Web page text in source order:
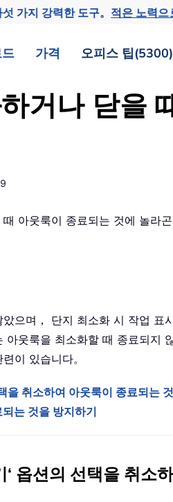
가지 강력한 도구。적은 노력
가격 오피스 팁(5300)
거나 닫을
아웃룩이 종료되는 것에 놀라
으며， 단지 최소화 시 작업
웃룩을 최소화할 때 종료되지
이 있습니다。
을 취소하여 아웃룩이 종료되는
는 것을 방지하기
옵션의 선택을 취소